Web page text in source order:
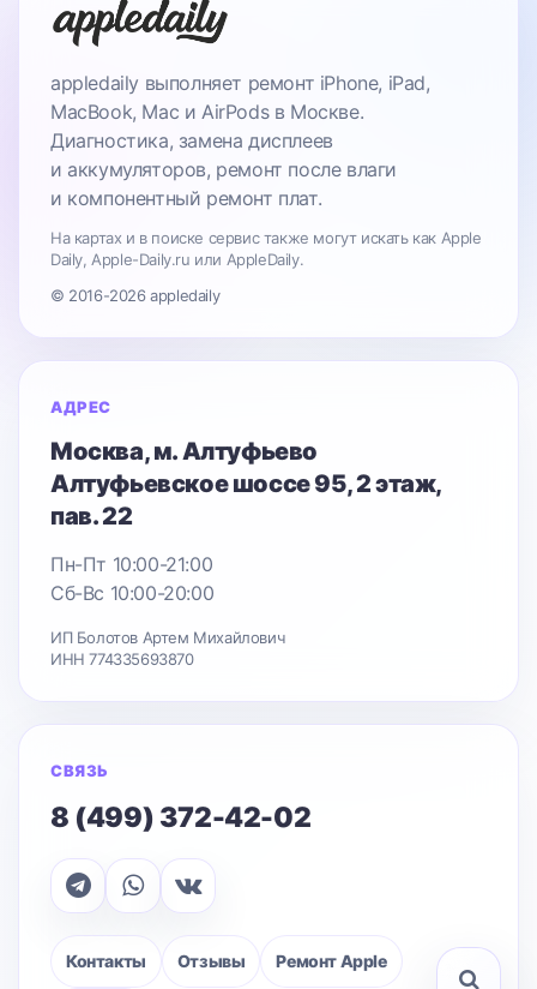
appledaily выполняет ремонт iPhone, iPad,
MacBook, Mac и AirPods в Москве.
Диагностика, замена дисплеев
и аккумуляторов, ремонт после влаги
и компонентный ремонт плат.
На картах и в поиске сервис также могут искать как Apple
Daily, Apple-Daily.ru или AppleDaily.
© 2016-2026 appledaily
АДРЕС
Москва, м. Алтуфьево
Алтуфьевское шоссе 95, 2 этаж,
пав. 22
Пн-Пт 10:00-21:00
Сб-Вс 10:00-20:00
ИП Болотов Артем Михайлович
ИНН 774335693870
СВЯЗЬ
8 (499) 372-42-02
Контакты Отзывы Ремонт Apple